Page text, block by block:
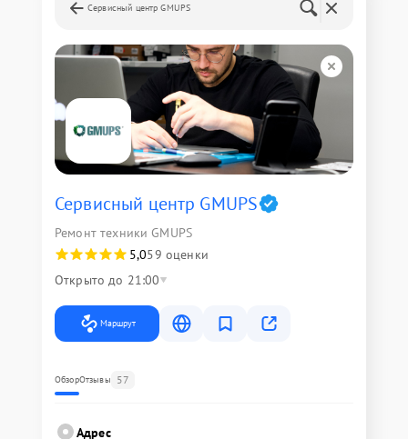
Сервисный центр GMUPS
Сервисный центр GMUPS
Ремонт техники GMUPS
5,059 оценки
Открыто до 21:00
Маршрут
ОбзорОтзывы 57
Адрес